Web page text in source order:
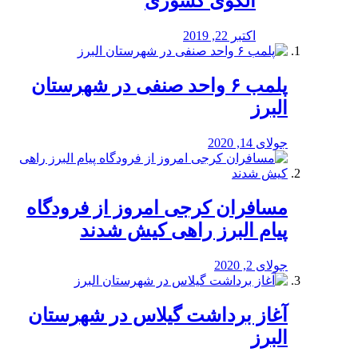
اکتبر 22, 2019
پلمب ۶ واحد صنفی در شهرستان
البرز
جولای 14, 2020
مسافران کرجی امروز از فرودگاه
پیام البرز راهی کیش شدند
جولای 2, 2020
آغاز برداشت گیلاس در شهرستان
البرز